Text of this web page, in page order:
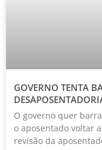
GOVERNO TENTA
O governo quer
o aposentado voltar
revisão da